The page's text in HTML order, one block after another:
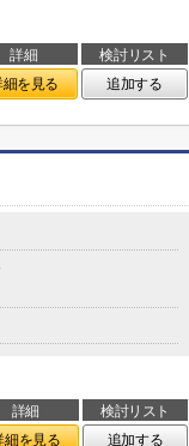
詳細
検討リスト
細を見る 追加する
詳細
検討リスト
細を見る
追加する